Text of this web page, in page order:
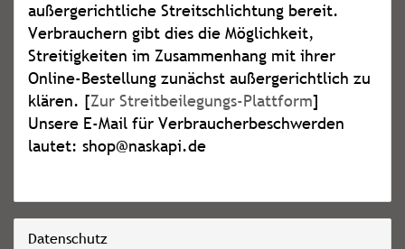
außergerichtliche Streitschlichtung bereit.
Verbrauchern gibt dies die Möglichkeit,
Streitigkeiten im Zusammenhang mit ihrer
Online-Bestellung zunächst außergerichtlich zu
klären. [Zur Streitbeilegungs-Plattform]
Unsere E-Mail für Verbraucherbeschwerden
lautet: shop@naskapi.de
Datenschutz